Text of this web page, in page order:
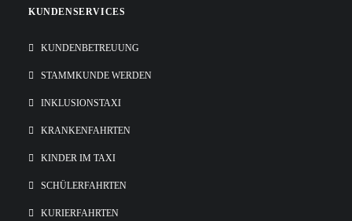
KUNDENSERVICES
KUNDENBETREUUNG
STAMMKUNDE WERDEN
INKLUSIONSTAXI
KRANKENFAHRTEN
KINDER IM TAXI
SCHÜLERFAHRTEN
KURIERFAHRTEN